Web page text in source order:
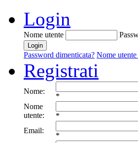
Login
Nome utente
Password dimenticata? Nome
Registrati
Nome:
*
Nome
utente:
*
Email:
*